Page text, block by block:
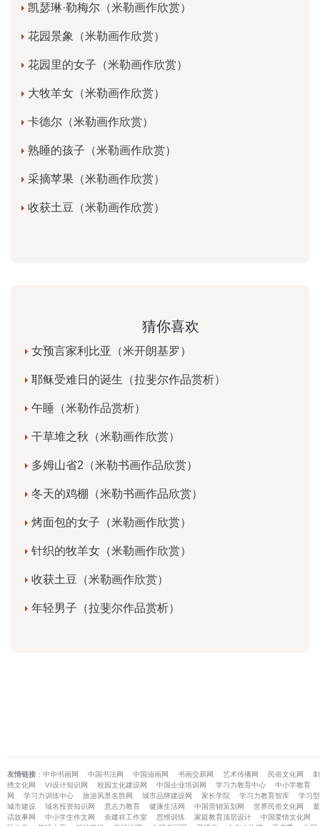
凯瑟琳·勒梅尔（米勒画作欣赏）
花园景象（米勒画作欣赏）
花园里的女子（米勒画作欣赏）
大牧羊女（米勒画作欣赏）
卡德尔（米勒画作欣赏）
熟睡的孩子（米勒画作欣赏）
采摘苹果（米勒画作欣赏）
收获土豆（米勒画作欣赏）
猜你喜欢
女预言家利比亚（米开朗基罗）
耶稣受难日的诞生（拉斐尔作品赏析）
午睡（米勒作品赏析）
干草堆之秋（米勒画作欣赏）
多姆山省2（米勒书画作品欣赏）
冬天的鸡棚（米勒书画作品欣赏）
烤面包的女子（米勒画作欣赏）
针织的牧羊女（米勒画作欣赏）
收获土豆（米勒画作欣赏）
年轻男子（拉斐尔作品赏析）
友情链接 ： 中华书画网 中国书法网 中国油画网 书画交易网 艺术传播网 民俗文化网
刺
绣文化网
VI设计知识网 校园文化建设网 中国企业培训网 学习力教育中心
中小学教育
网
学习力训练中心 旅游风景名胜网 城市品牌建设网 家长学院 学习力教育智库
学习型
城市建设
域名投资知识网 意志力教育 健康生活网 中国营销策划网 世界民俗文化网
童
话故事网
中小学生作文网 余建祥工作室 思维训练 家庭教育顶层设计
中国爱情文化网